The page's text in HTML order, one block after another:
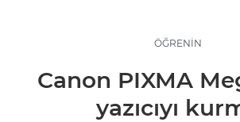
ÖĞRENİN
Canon PIXMA
yazıcıyı